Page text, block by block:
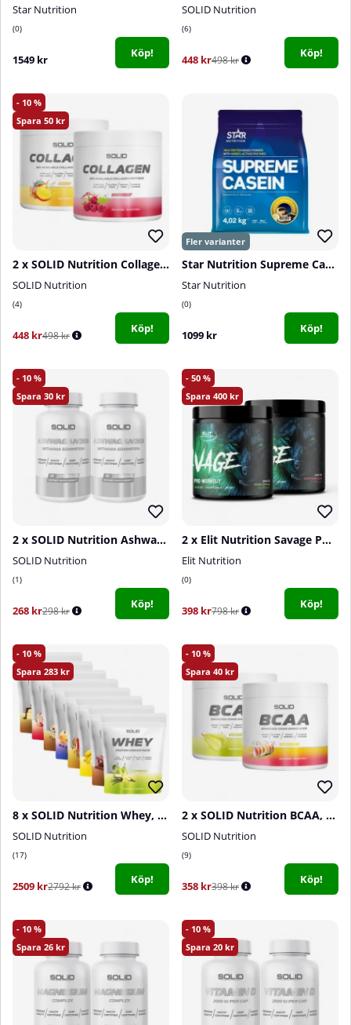
Star Nutrition
0
1549 kr Köp!
SOLID Nutrition
6
448 kr498 kr
Köp!
10
50
2 x SOLID Nutrition Collagen, 230 g
SOLID Nutrition
4
448 kr498 kr
Köp!
Star Nutrition Supreme Casein, 4020 g
Star Nutrition
0
1099 kr Köp!
10
30
2 x SOLID Nutrition Ashwagandha, 60 caps
SOLID Nutrition
1
268 kr298 kr
Köp!
50
400
2 x Elit Nutrition Savage PWO, 300 g
Elit Nutrition
0
398 kr798 kr
Köp!
10
283
8 x SOLID Nutrition Whey, 750 g
SOLID Nutrition
17
2509 kr2792 kr
Köp!
10
40
2 x SOLID Nutrition BCAA, 300 g
SOLID Nutrition
9
358 kr398 kr
Köp!
10
26
10
20